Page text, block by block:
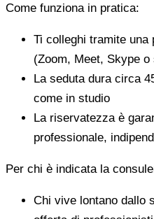
Come funziona in pratica:
Ti colleghi tramite una
(Zoom, Meet, Skype
La seduta dura circa
come in studio
La riservatezza è
professionale,
Per chi è indicata la
Chi vive lontano dallo